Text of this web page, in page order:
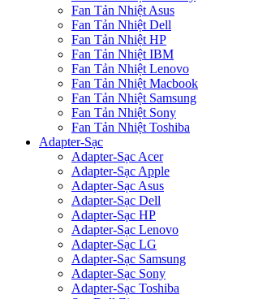
Fan Tản Nhiệt Asus
Fan Tản Nhiệt Dell
Fan Tản Nhiệt HP
Fan Tản Nhiệt IBM
Fan Tản Nhiệt Lenovo
Fan Tản Nhiệt Macbook
Fan Tản Nhiệt Samsung
Fan Tản Nhiệt Sony
Fan Tản Nhiệt Toshiba
Adapter-Sạc
Adapter-Sạc Acer
Adapter-Sạc Apple
Adapter-Sạc Asus
Adapter-Sạc Dell
Adapter-Sạc HP
Adapter-Sạc Lenovo
Adapter-Sạc LG
Adapter-Sạc Samsung
Adapter-Sạc Sony
Adapter-Sạc Toshiba